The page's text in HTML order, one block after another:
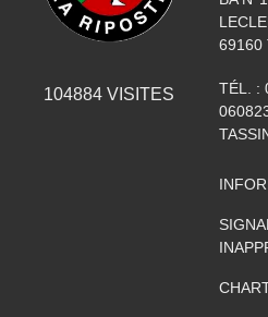
104884 VISITES
69160
TÉL. :